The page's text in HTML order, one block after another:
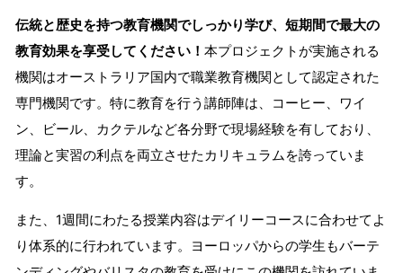
伝統と歴史を持つ教育機関でしっかり学び、短期間で最大の
教育効果を享受してください！ 本プロジェクトが実施される
機関はオーストラリア国内で職業教育機関として認定された
専門機関です。特に教育を行う講師陣は、コーヒー、ワイ
ン、ビール、カクテルなど各分野で現場経験を有しており、
理論と実習の利点を両立させたカリキュラムを誇っていま
す。
また、1週間にわたる授業内容はデイリーコースに合わせてよ
り体系的に行われています。ヨーロッパからの学生もバーテ